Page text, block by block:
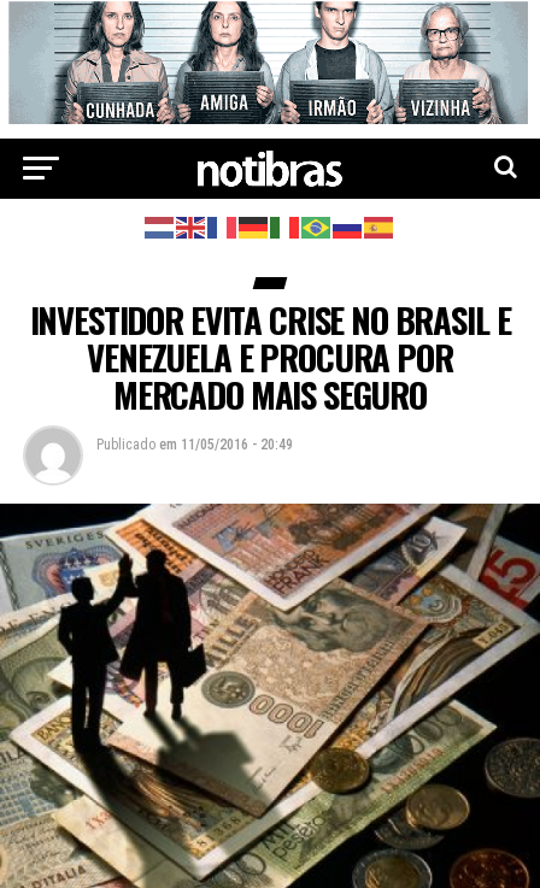
INVESTIDOR EVITA CRISE NO BRASIL E
VENEZUELA E PROCURA POR
MERCADO MAIS SEGURO
Publicado em 11/05/2016 - 20:49